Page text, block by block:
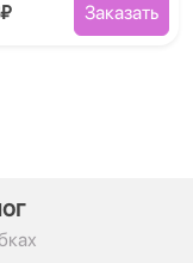
Заказать